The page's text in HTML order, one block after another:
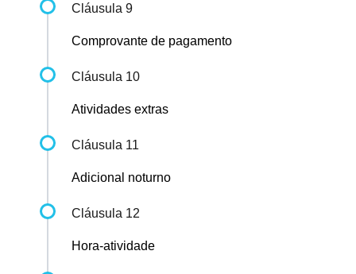
Cláusula 9
Comprovante de pagamento
Cláusula 10
Atividades extras
Cláusula 11
Adicional noturno
Cláusula 12
Hora-atividade